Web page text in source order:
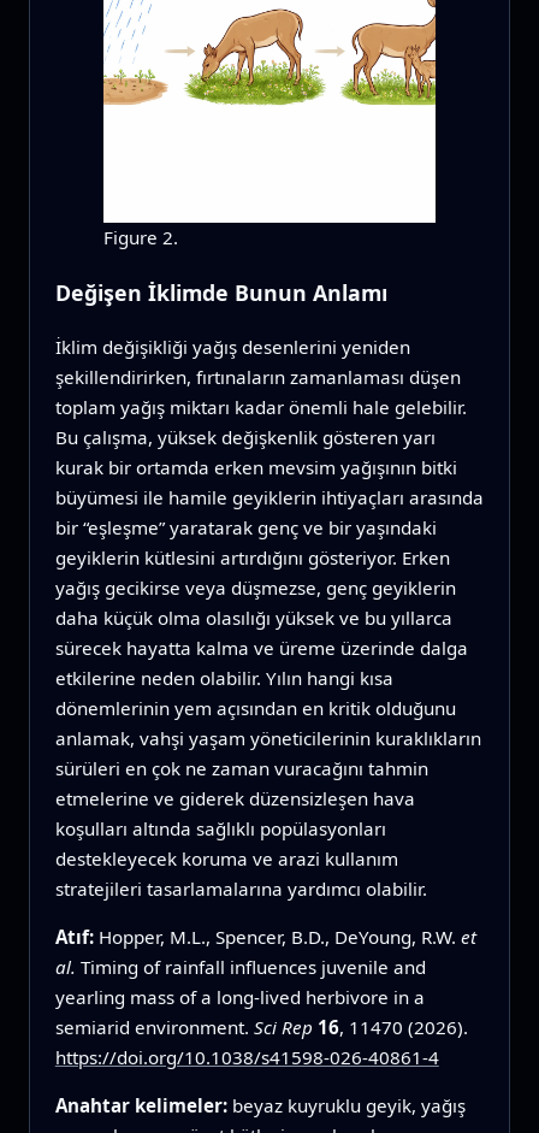
Figure 2.
Değişen İklimde Bunun Anlamı
İklim değişikliği yağış desenlerini yeniden
şekillendirirken, fırtınaların zamanlaması düşen
toplam yağış miktarı kadar önemli hale gelebilir.
Bu çalışma, yüksek değişkenlik gösteren yarı
kurak bir ortamda erken mevsim yağışının bitki
büyümesi ile hamile geyiklerin ihtiyaçları arasında
bir “eşleşme” yaratarak genç ve bir yaşındaki
geyiklerin kütlesini artırdığını gösteriyor. Erken
yağış gecikirse veya düşmezse, genç geyiklerin
daha küçük olma olasılığı yüksek ve bu yıllarca
sürecek hayatta kalma ve üreme üzerinde dalga
etkilerine neden olabilir. Yılın hangi kısa
dönemlerinin yem açısından en kritik olduğunu
anlamak, vahşi yaşam yöneticilerinin kuraklıkların
sürüleri en çok ne zaman vuracağını tahmin
etmelerine ve giderek düzensizleşen hava
koşulları altında sağlıklı popülasyonları
destekleyecek koruma ve arazi kullanım
stratejileri tasarlamalarına yardımcı olabilir.
Atıf: Hopper, M.L., Spencer, B.D., DeYoung, R.W. et
al. Timing of rainfall influences juvenile and
yearling mass of a long-lived herbivore in a
semiarid environment. Sci Rep 16, 11470 (2026).
https://doi.org/10.1038/s41598-026-40861-4
Anahtar kelimeler: beyaz kuyruklu geyik, yağış